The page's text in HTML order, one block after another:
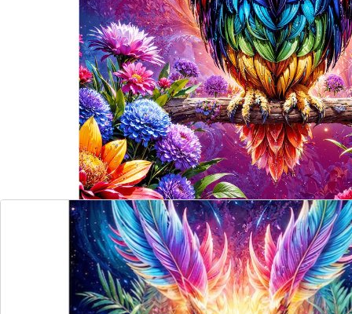
Schaffen Sie es, die majestätische Eule
zusammenzusetzen? Mit einem solch eindrucksvollen
Ziel vor Augen macht das Puzzeln gleich doppelt Spaß.
Hinweise & Hersteller
Bewertungen